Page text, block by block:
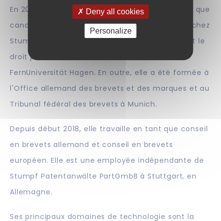
En 2014, elle a commencé sa formation en tant que
candidate allemande en brevets en travaillant chez
Stumpf Patentanwälte PartGmbB et en étudiant le
droit pour les conseils en brevets chez
FernUniversität Hagen. En outre, elle a été formée à
l'Office allemand des brevets et des marques et au
Tribunal fédéral des brevets à Munich.
Depuis début 2018, elle travaille en tant que conseil
en brevets allemand et conseil en brevets
européen. Elle est une employée indépendante de
Stumpf Patentanwälte PartGmbB à Stuttgart, en
Allemagne.
Ses principaux domaines de technologie sont la
Deny all cookies
Personalize